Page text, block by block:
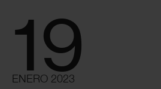
19
ENERO 2023